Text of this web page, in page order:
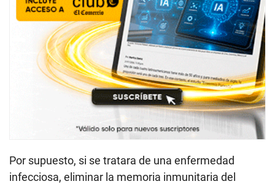
Por supuesto, si se tratara de una enfermedad
infecciosa, eliminar la memoria inmunitaria del